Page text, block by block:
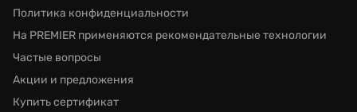
Политика конфиденциальности
На PREMIER применяются рекомендательные технологии
Частые вопросы
Акции и предложения
Купить сертификат